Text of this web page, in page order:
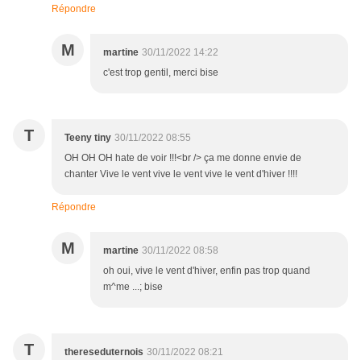
Répondre
M martine 30/11/2022 14:22
c'est trop gentil, merci bise
T Teeny tiny 30/11/2022 08:55
OH OH OH hate de voir !!!<br /> ça me donne envie de
chanter Vive le vent vive le vent vive le vent d'hiver !!!!
Répondre
M martine 30/11/2022 08:58
oh oui, vive le vent d'hiver, enfin pas trop quand
m^me ...; bise
T thereseduternois 30/11/2022 08:21